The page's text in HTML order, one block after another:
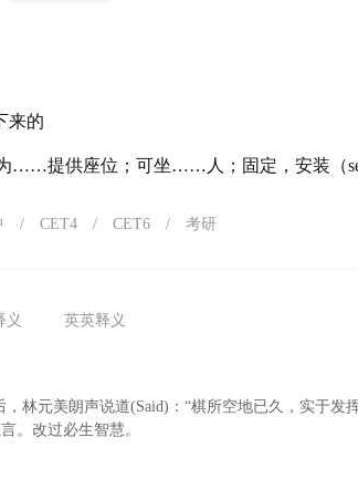
来的
提供座位；可坐……人；固定，安装（
/ CET4 / CET6 / 考研
义 英英释义
，林元美朗声说道(Said)：“棋所空地已久，实于
。改过必生智慧。